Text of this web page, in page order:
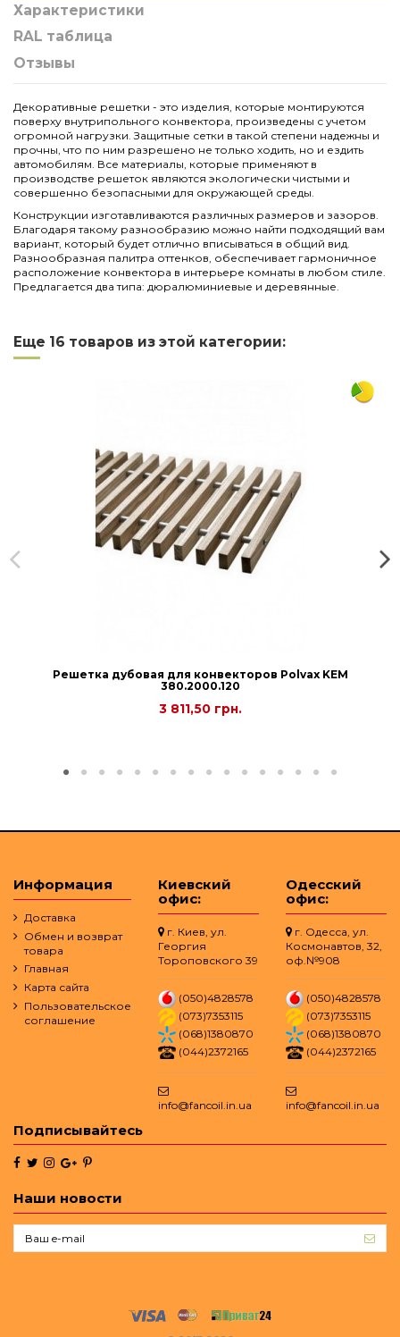
Характеристики
RAL таблица
Отзывы
Декоративные решетки - это изделия, которые монтируются
поверху внутрипольного конвектора, произведены с учетом
огромной нагрузки. Защитные сетки в такой степени надежны и
прочны, что по ним разрешено не только ходить, но и ездить
автомобилям. Все материалы, которые применяют в
производстве решеток являются экологически чистыми и
совершенно безопасными для окружающей среды.
Конструкции изготавливаются различных размеров и зазоров.
Благодаря такому разнообразию можно найти подходящий вам
вариант, который будет отлично вписываться в общий вид.
Разнообразная палитра оттенков, обеспечивает гармоничное
расположение конвектора в интерьере комнаты в любом стиле.
Предлагается два типа: дюралюминиевые и деревянные.
Ширина
250
Еще 16 товаров из этой категории:
Решетка дубовая для конвекторов Рolvax KEM
380.2000.120
3 811,50 грн.
Информация
Доставка
Обмен и возврат
товара
Главная
Карта сайта
Пользовательское
соглашение
Киевский
офис:
г. Киев, ул.
Георгия
Тороповского 39
(050)4828578
(073)7353115
(068)1380870
(044)2372165
info@fancoil.in.ua
Одесский
офис:
г. Одесса, ул.
Космонавтов, 32,
оф.№908
(050)4828578
(073)7353115
(068)1380870
(044)2372165
info@fancoil.in.ua
Подписывайтесь
Наши новости